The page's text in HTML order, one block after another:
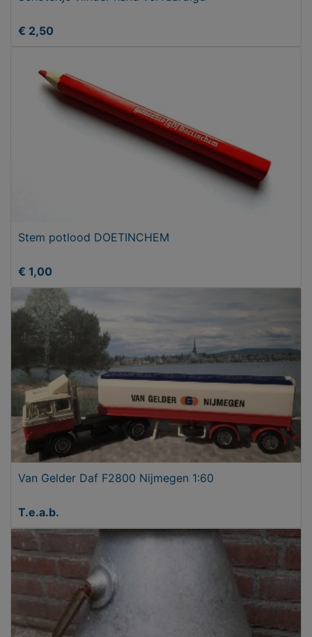
€ 2,50
Stem potlood DOETINCHEM
€ 1,00
Van Gelder Daf F2800 Nijmegen 1:60
T.e.a.b.